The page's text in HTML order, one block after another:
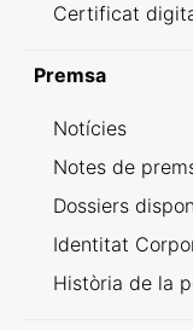
Certificat
Premsa
Notícies
Notes de
Dossiers
Identitat
Història de la